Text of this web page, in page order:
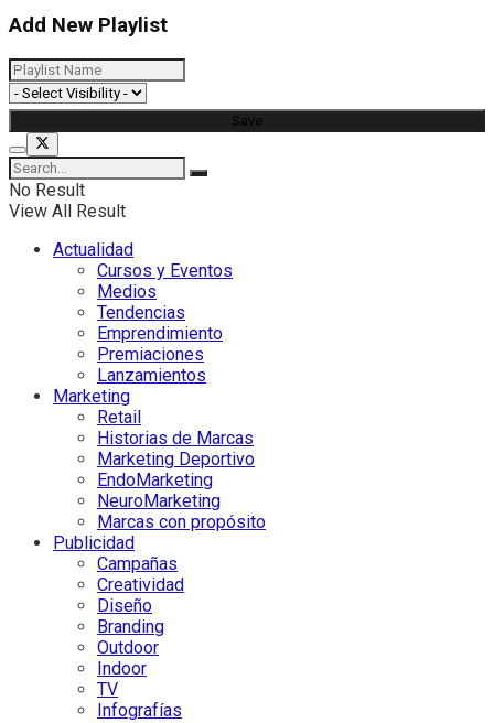
Add New Playlist
No Result
View All Result
Actualidad
Cursos y Eventos
Medios
Tendencias
Emprendimiento
Premiaciones
Lanzamientos
Marketing
Retail
Historias de Marcas
Marketing Deportivo
EndoMarketing
NeuroMarketing
Marcas con propósito
Publicidad
Campañas
Creatividad
Diseño
Branding
Outdoor
Indoor
TV
Infografías